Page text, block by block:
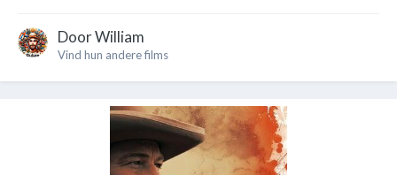
DoorWilliam
Vind hun andere films